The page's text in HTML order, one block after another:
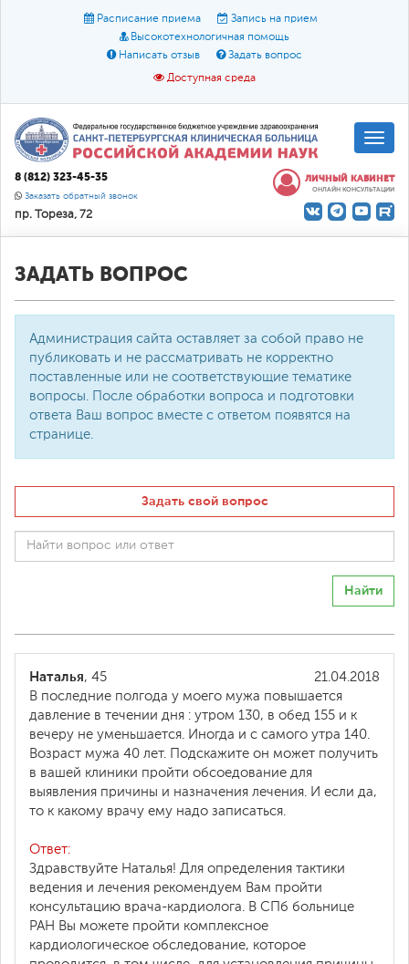
Расписание приема
Запись на прием
Высокотехнологичная помощь
Написать отзыв
Задать вопрос
Доступная среда
Размер шрифта: A A A
Цвет:
О доступной среде
8 (812) 323-45-35
Заказать обратный звонок
пр. Тореза, 72
ЛИЧНЫЙ КАБИНЕТ
ОНЛАЙН КОНСУЛЬТАЦИИ
ЗАДАТЬ ВОПРОС
Администрация сайта оставляет за собой право не
публиковать и не рассматривать не корректно
поставленные или не соответствующие тематике
вопросы. После обработки вопроса и подготовки
ответа Ваш вопрос вместе с ответом появятся на
странице.
Задать свой вопрос
Найти
21.04.2018
Наталья, 45
В последние полгода у моего мужа повышается
давление в течении дня : утром 130, в обед 155 и к
вечеру не уменьшается. Иногда и с самого утра 140.
Возраст мужа 40 лет. Подскажите он может получить
в вашей клиники пройти обсоедование для
выявления причины и назначения лечения. И если да,
то к какому врачу ему надо записаться.
Ответ:
Здравствуйте Наталья! Для определения тактики
ведения и лечения рекомендуем Вам пройти
консультацию врача-кардиолога. В СПб больнице
РАН Вы можете пройти комплексное
кардиологическое обследование, которое